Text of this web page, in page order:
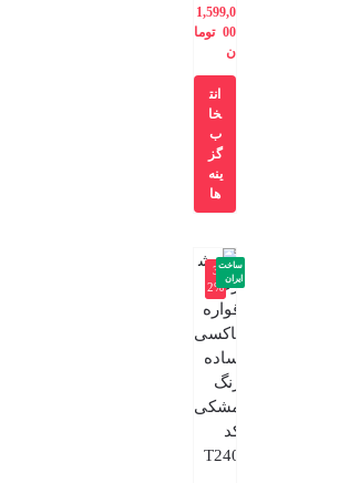
1,599,0
00 توما
ن
انت
خا
ب
گز
ینه
ها
-3
2%
ساخت
ایران